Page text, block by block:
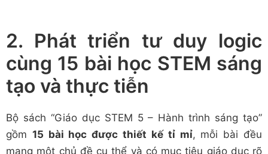
2. Phát triển tư duy logic
cùng 15 bài học STEM sáng
tạo và thực tiễn
Bộ sách “Giáo dục STEM 5 – Hành trình sáng tạo”
gồm 15 bài học được thiết kế tỉ mỉ, mỗi bài đều
mang một chủ đề cụ thể và có mục tiêu giáo dục rõ